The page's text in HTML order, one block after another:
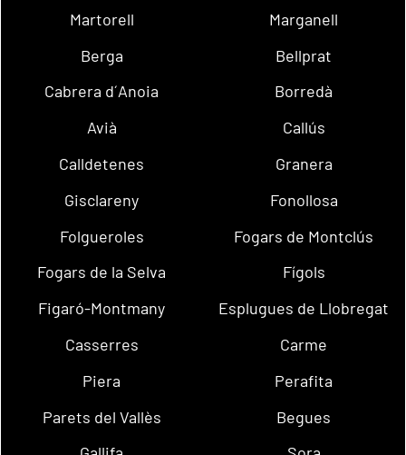
Martorell
Marganell
Berga
Bellprat
Cabrera d´Anoia
Borredà
Avià
Callús
Calldetenes
Granera
Gisclareny
Fonollosa
Folgueroles
Fogars de Montclús
Fogars de la Selva
Fígols
Figaró-Montmany
Esplugues de Llobregat
Casserres
Carme
Piera
Perafita
Parets del Vallès
Begues